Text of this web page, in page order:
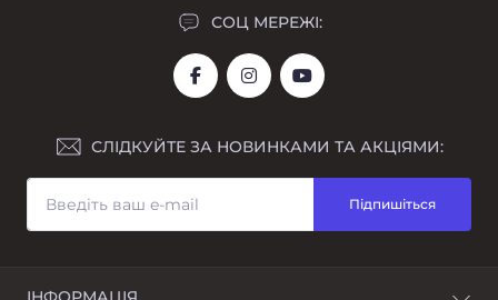
СОЦ МЕРЕЖІ:
СЛІДКУЙТЕ ЗА НОВИНКАМИ ТА АКЦІЯМИ:
Підпишіться